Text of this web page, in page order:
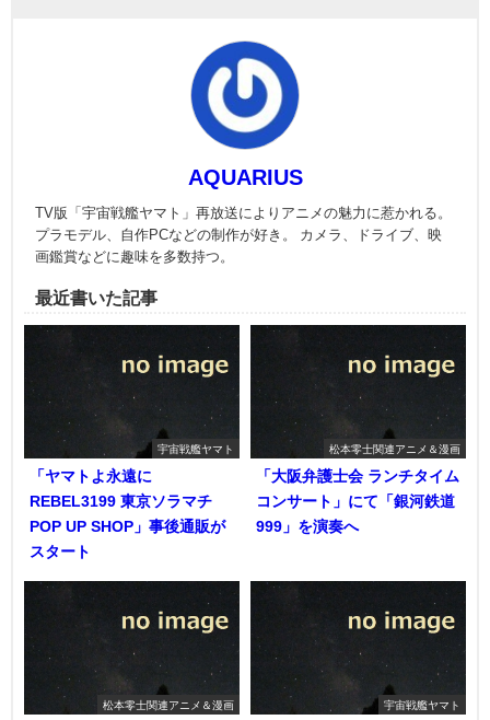
AQUARIUS
TV版「宇宙戦艦ヤマト」再放送によりアニメの魅力に惹かれる。
プラモデル、自作PCなどの制作が好き。 カメラ、ドライブ、映
画鑑賞などに趣味を多数持つ。
最近書いた記事
宇宙戦艦ヤマト
「ヤマトよ永遠に
REBEL3199 東京ソラマチ
POP UP SHOP」事後通販が
スタート
松本零士関連アニメ＆漫画
「大阪弁護士会 ランチタイム
コンサート」にて「銀河鉄道
999」を演奏へ
松本零士関連アニメ＆漫画 宇宙戦艦ヤマト